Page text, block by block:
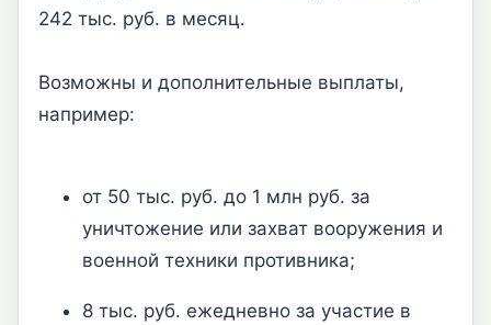
242 тыс. руб. в месяц.
Возможны и дополнительные выплаты,
например:
от 50 тыс. руб. до 1 млн руб. за
уничтожение или захват вооружения и
военной техники противника;
8 тыс. руб. ежедневно за участие в